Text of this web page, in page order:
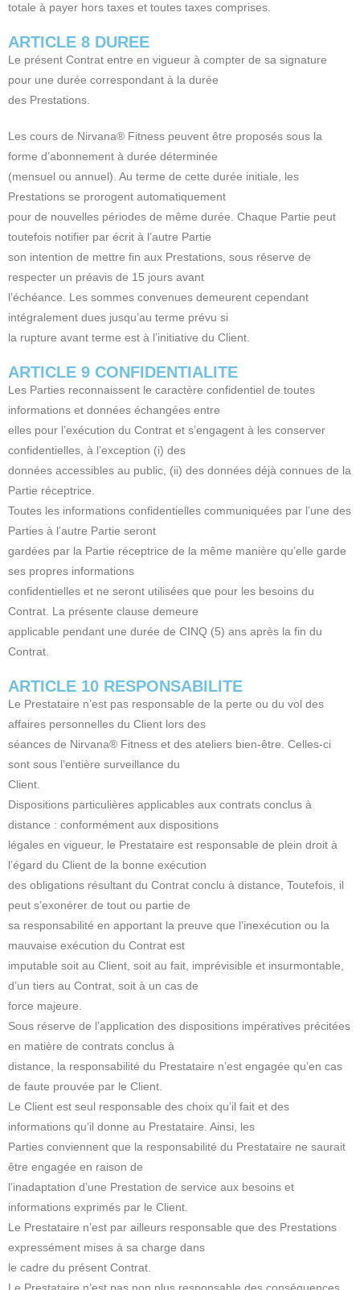
totale à payer hors taxes et toutes taxes comprises.
ARTICLE 8 DUREE
Le présent Contrat entre en vigueur à compter de sa signature
pour une durée correspondant à la durée
des Prestations.
Les cours de Nirvana® Fitness peuvent être proposés sous la
forme d’abonnement à durée déterminée
(mensuel ou annuel). Au terme de cette durée initiale, les
Prestations se prorogent automatiquement
pour de nouvelles périodes de même durée. Chaque Partie peut
toutefois notifier par écrit à l’autre Partie
son intention de mettre fin aux Prestations, sous réserve de
respecter un préavis de 15 jours avant
l’échéance. Les sommes convenues demeurent cependant
intégralement dues jusqu’au terme prévu si
la rupture avant terme est à l’initiative du Client.
ARTICLE 9 CONFIDENTIALITE
Les Parties reconnaissent le caractère confidentiel de toutes
informations et données échangées entre
elles pour l’exécution du Contrat et s’engagent à les conserver
confidentielles, à l’exception (i) des
données accessibles au public, (ii) des données déjà connues de la
Partie réceptrice.
Toutes les informations confidentielles communiquées par l’une des
Parties à l’autre Partie seront
gardées par la Partie réceptrice de la même manière qu’elle garde
ses propres informations
confidentielles et ne seront utilisées que pour les besoins du
Contrat. La présente clause demeure
applicable pendant une durée de CINQ (5) ans après la fin du
Contrat.
ARTICLE 10 RESPONSABILITE
Le Prestataire n’est pas responsable de la perte ou du vol des
affaires personnelles du Client lors des
séances de Nirvana® Fitness et des ateliers bien-être. Celles-ci
sont sous l’entière surveillance du
Client.
Dispositions particulières applicables aux contrats conclus à
distance : conformément aux dispositions
légales en vigueur, le Prestataire est responsable de plein droit à
l’égard du Client de la bonne exécution
des obligations résultant du Contrat conclu à distance, Toutefois, il
peut s’exonérer de tout ou partie de
sa responsabilité en apportant la preuve que l’inexécution ou la
mauvaise exécution du Contrat est
imputable soit au Client, soit au fait, imprévisible et insurmontable,
d’un tiers au Contrat, soit à un cas de
force majeure.
Sous réserve de l’application des dispositions impératives précitées
en matière de contrats conclus à
distance, la responsabilité du Prestataire n’est engagée qu’en cas
de faute prouvée par le Client.
Le Client est seul responsable des choix qu’il fait et des
informations qu’il donne au Prestataire. Ainsi, les
Parties conviennent que la responsabilité du Prestataire ne saurait
être engagée en raison de
l’inadaptation d’une Prestation de service aux besoins et
informations exprimés par le Client.
Le Prestataire n’est par ailleurs responsable que des Prestations
expressément mises à sa charge dans
le cadre du présent Contrat.